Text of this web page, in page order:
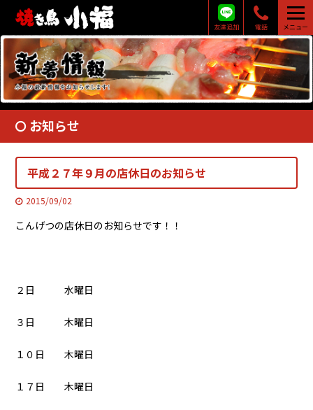
友達追加 電話 メニュー
お知らせ
平成２７年９月の店休日のお知らせ
2015/09/02
こんげつの店休日のお知らせです！！
２日 水曜日
３日 木曜日
１０日 木曜日
１７日 木曜日